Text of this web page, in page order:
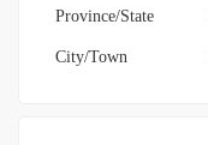
Province/State
City/Town